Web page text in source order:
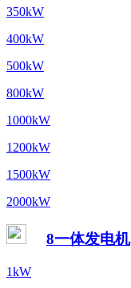
350kW
400kW
500kW
800kW
1000kW
1200kW
1500kW
2000kW
8一体发电机
1kW